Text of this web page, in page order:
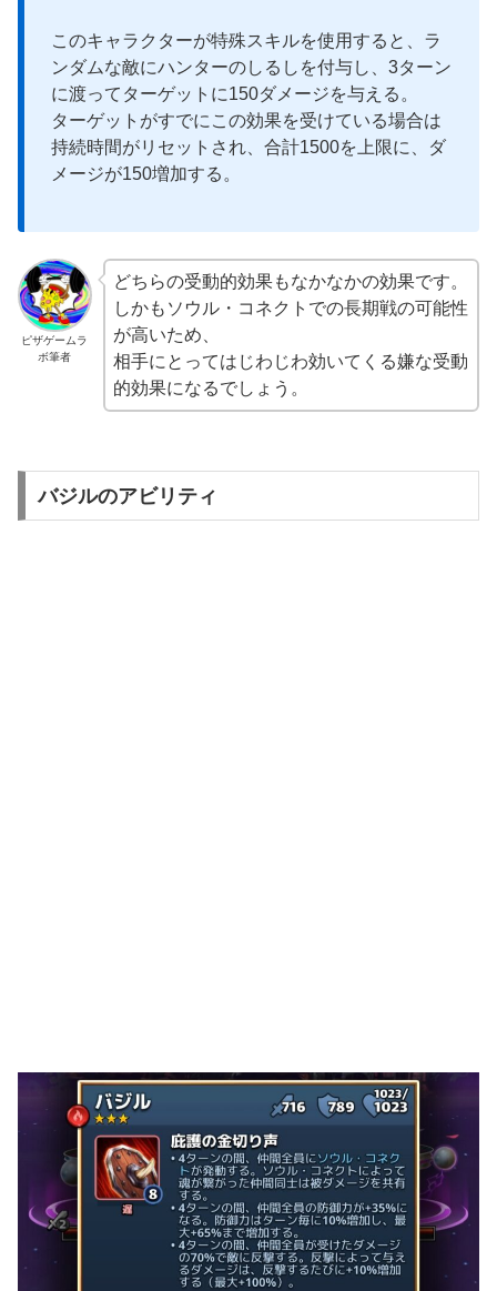
このキャラクターが特殊スキルを使用すると、ラ
ンダムな敵にハンターのしるしを付与し、3ターン
に渡ってターゲットに150ダメージを与える。
ターゲットがすでにこの効果を受けている場合は
持続時間がリセットされ、合計1500を上限に、ダ
メージが150増加する。
ピザゲームラ
ボ筆者
どちらの受動的効果もなかなかの効果です。
しかもソウル・コネクトでの長期戦の可能性
が高いため、
相手にとってはじわじわ効いてくる嫌な受動
的効果になるでしょう。
バジルのアビリティ